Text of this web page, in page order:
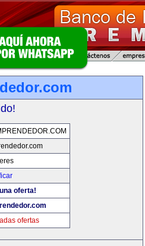
oferta!
ofertas